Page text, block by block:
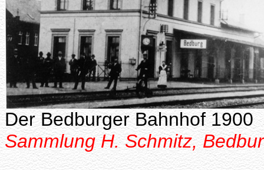
Der Bedburger Bahnhof 1900
Sammlung H. Schmitz,